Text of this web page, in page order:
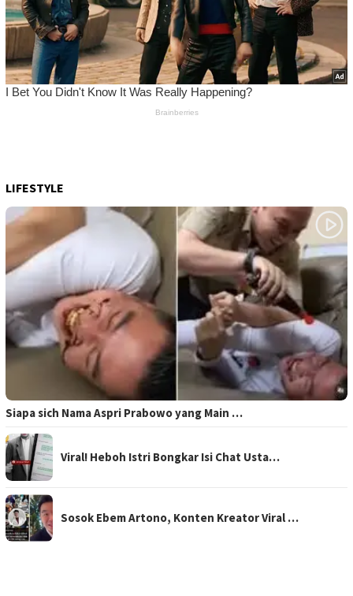
LIFESTYLE
Siapa sich Nama Aspri Prabowo yang Main …
Viral! Heboh Istri Bongkar Isi Chat Usta…
Sosok Ebem Artono, Konten Kreator Viral …